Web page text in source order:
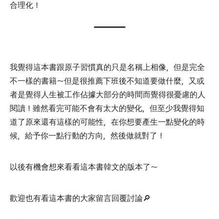
合理化！
我覺得這本書跟原子習慣真的只是名稱上相像，但是完全
不一樣的書籍～但是很推薦下班後不知道要做什麼，又或
者是覺得人生被工作佔據大部分的時間而覺得很憂慮的人
閱讀！雖然看完可能不會有太大的變化，但至少我覺得知
道了原來還有這樣的可能性，在你想要產生一點變化的時
候，給予你一點行動的方向，然後做就對了！
以後有機會想來看看這本書韓文的版本了～
歡迎也有看這本書的大家留言回覆討論🔎